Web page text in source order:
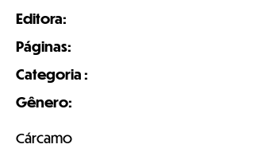
Editora:
Páginas:
Categoria :
Gênero:
Cárcamo